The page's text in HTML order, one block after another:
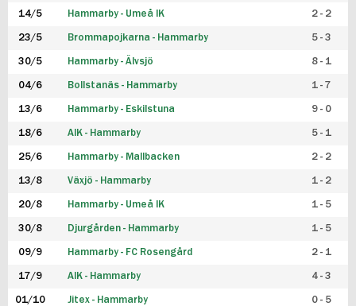
14/5 Hammarby - Umeå IK 2 - 2
23/5 Brommapojkarna - Hammarby 5 - 3
30/5 Hammarby - Älvsjö 8 - 1
04/6 Bollstanäs - Hammarby 1 - 7
13/6 Hammarby - Eskilstuna 9 - 0
18/6 AIK - Hammarby 5 - 1
25/6 Hammarby - Mallbacken 2 - 2
13/8 Växjö - Hammarby 1 - 2
20/8 Hammarby - Umeå IK 1 - 5
30/8 Djurgården - Hammarby 1 - 5
09/9 Hammarby - FC Rosengård 2 - 1
17/9 AIK - Hammarby 4 - 3
01/10 Jitex - Hammarby 0 - 5